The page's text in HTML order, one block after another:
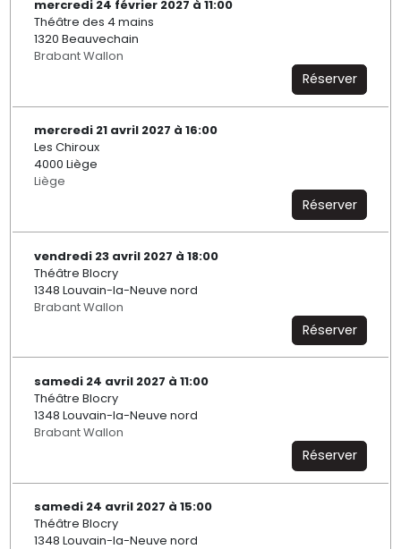
mercredi 24 février 2027 à 11:00
Théâtre des 4 mains
1320 Beauvechain
Brabant Wallon
Réserver
mercredi 21 avril 2027 à 16:00
Les Chiroux
4000 Liège
Liège
Réserver
vendredi 23 avril 2027 à 18:00
Théâtre Blocry
1348 Louvain-la-Neuve nord
Brabant Wallon
Réserver
samedi 24 avril 2027 à 11:00
Théâtre Blocry
1348 Louvain-la-Neuve nord
Brabant Wallon
Réserver
samedi 24 avril 2027 à 15:00
Théâtre Blocry
1348 Louvain-la-Neuve nord